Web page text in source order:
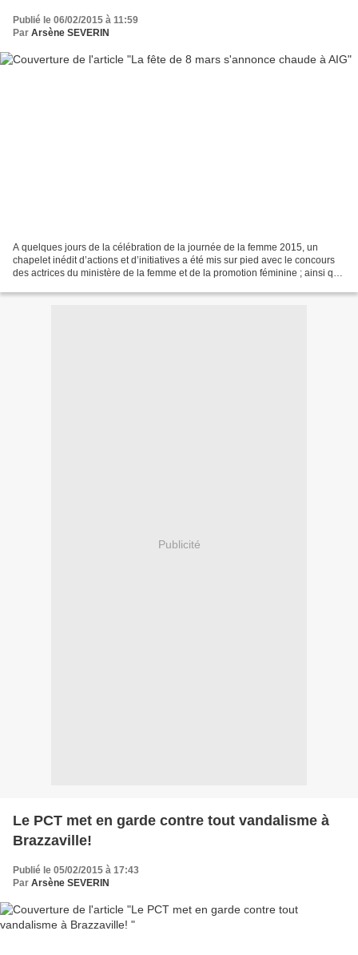
Publié le 06/02/2015 à 11:59
Par Arsène SEVERIN
A quelques jours de la célébration de la journée de la femme 2015, un
chapelet inédit d’actions et d’initiatives a été mis sur pied avec le concours
des actrices du ministère de la femme et de la promotion féminine ; ainsi que
Publicité
Le PCT met en garde contre tout vandalisme à
Brazzaville!
Publié le 05/02/2015 à 17:43
Par Arsène SEVERIN